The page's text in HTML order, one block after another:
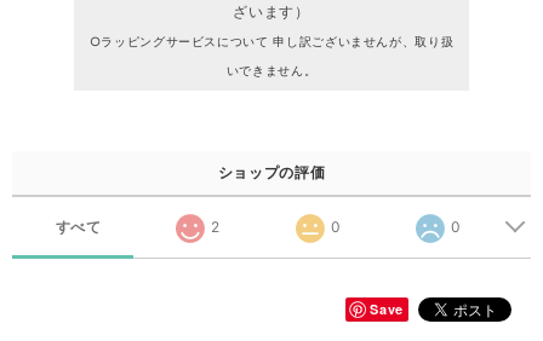
ざいます）
○ラッピングサービスについて 申し訳ございませんが、取り扱
いできません。
ショップの評価
すべて 2 0 0
Save